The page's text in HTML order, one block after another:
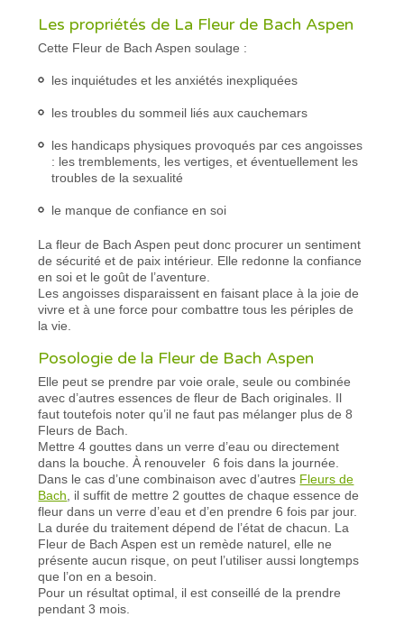
Les propriétés de La Fleur de Bach Aspen
Cette Fleur de Bach Aspen soulage :
les inquiétudes et les anxiétés inexpliquées
les troubles du sommeil liés aux cauchemars
les handicaps physiques provoqués par ces angoisses
: les tremblements, les vertiges, et éventuellement les
troubles de la sexualité
le manque de confiance en soi
La fleur de Bach Aspen peut donc procurer un sentiment
de sécurité et de paix intérieur. Elle redonne la confiance
en soi et le goût de l’aventure.
Les angoisses disparaissent en faisant place à la joie de
vivre et à une force pour combattre tous les périples de
la vie.
Posologie de la Fleur de Bach Aspen
Elle peut se prendre par voie orale, seule ou combinée
avec d’autres essences de fleur de Bach originales. Il
faut toutefois noter qu’il ne faut pas mélanger plus de 8
Fleurs de Bach.
Mettre 4 gouttes dans un verre d’eau ou directement
dans la bouche. À renouveler 6 fois dans la journée.
Dans le cas d’une combinaison avec d’autres Fleurs de
Bach , il suffit de mettre 2 gouttes de chaque essence de
fleur dans un verre d’eau et d’en prendre 6 fois par jour.
La durée du traitement dépend de l’état de chacun. La
Fleur de Bach Aspen est un remède naturel, elle ne
présente aucun risque, on peut l’utiliser aussi longtemps
que l’on en a besoin.
Pour un résultat optimal, il est conseillé de la prendre
pendant 3 mois.